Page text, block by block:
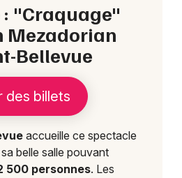
"Craquage"
Mezadorian
Bellevue
des billets
accueille ce spectacle
belle salle pouvant
500 personnes. Les